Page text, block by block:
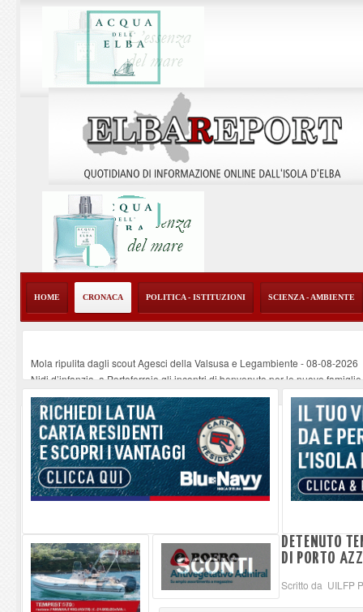
HOME CRONACA POLITICA - ISTITUZIONI SCIENZA - AMBIENTE
Mola ripulita dagli scout Agesci della Valsusa e Legambiente -08-08-2026
Nidi d’infanzia, a Portoferraio gli incontri di benvenuto per le nuove famiglie
Porto di Piombino: l’Autorità di Sistema Portuale fa chiarezza sui parcheggi
Addio Francesco Guccini-08-08-2026
Per Armonie Marciana Marina Festival il concerto American Dream con il
DETENUTO
DI PORTO
Scritto da UILFP